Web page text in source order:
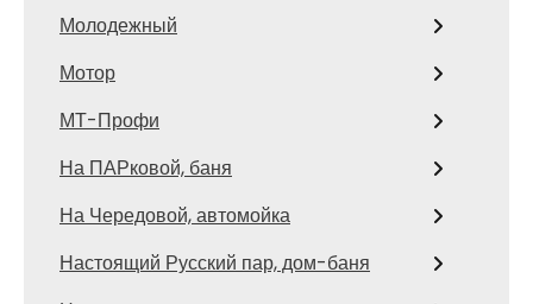
Молодежный
Мотор
МТ-Профи
На ПАРковой, баня
На Чередовой, автомойка
Настоящий Русский пар, дом-баня